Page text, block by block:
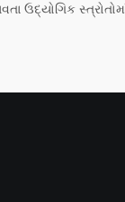
ઉદ્યોગિક